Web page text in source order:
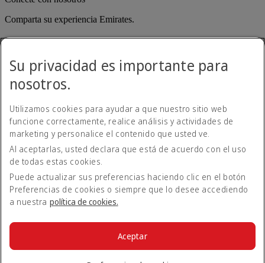
Comparta su experiencia Emirates.
Emirates, domicilio legal: Rodríguez Peña 694, Piso 10, Ciudad
Autónoma de Buenos Aires
Declaración de accesibilidad
Contacte con nosotros
Política de privacidad
Condiciones generales
Política de cookies
Ciberseguridad
© 2026 The Emirates Group. Todos los derechos reservados.
Su privacidad es importante para
nosotros.
Utilizamos cookies para ayudar a que nuestro sitio web
funcione correctamente, realice análisis y actividades de
marketing y personalice el contenido que usted ve.
Al aceptarlas, usted declara que está de acuerdo con el uso
de todas estas cookies.
Puede actualizar sus preferencias haciendo clic en el botón
Preferencias de cookies o siempre que lo desee accediendo
a nuestra política de cookies.
Aceptar